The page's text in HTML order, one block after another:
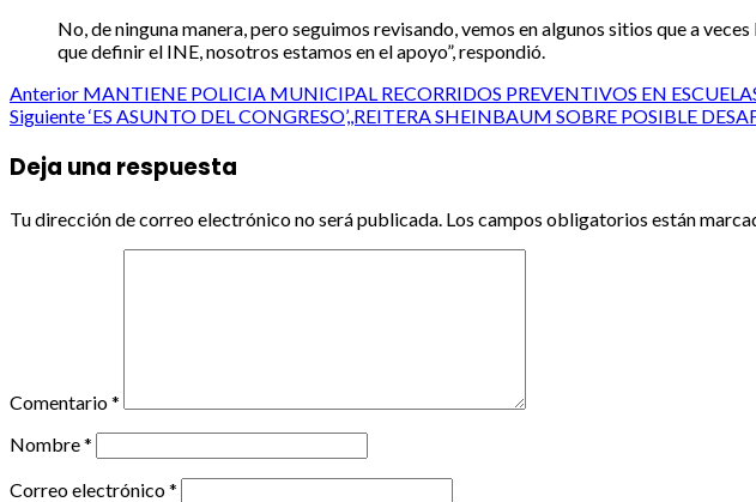
No, de ninguna manera, pero seguimos revisando, vemos en algunos sitios que a
que definir el INE, nosotros estamos en el apoyo”, respondió.
Post
Anterior MANTIENE POLICIA MUNICIPAL RECORRIDOS PREVENTIVOS EN
Siguiente‘ES ASUNTO DEL CONGRESO’,,REITERA SHEINBAUM SOBRE POSIBLE
Deja una respuesta
Tu dirección de correo electrónico no será publicada. Los campos obligatorios están
Comentario*
Nombre*
Correo electrónico*